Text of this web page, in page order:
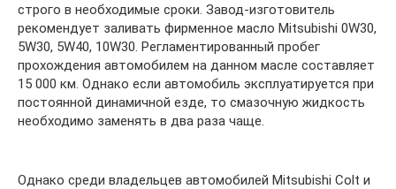
строго в необходимые сроки. Завод-изготовитель
рекомендует заливать фирменное масло Mitsubishi 0W30,
5W30, 5W40, 10W30. Регламентированный пробег
прохождения автомобилем на данном масле составляет
15 000 км. Однако если автомобиль эксплуатируется при
постоянной динамичной езде, то смазочную жидкость
необходимо заменять в два раза чаще.
Однако среди владельцев автомобилей Mitsubishi Colt и